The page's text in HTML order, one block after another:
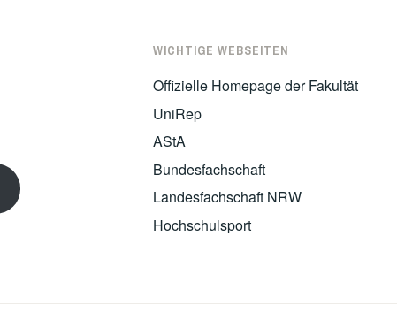
WICHTIGE WEBSEITEN
Offizielle Homepage der Fakultät
UniRep
AStA
Bundesfachschaft
Landesfachschaft NRW
Hochschulsport